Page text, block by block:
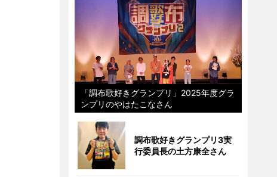
「調布歌好きグランプリ」2025年度グラ
ンプリのやはたこなさん
調布歌好きグランプリ3実
行委員長の土方康全さん